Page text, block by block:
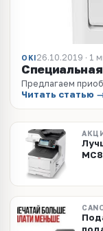
OKI26.10.2019 · 1
Предлагаем
Читать статью